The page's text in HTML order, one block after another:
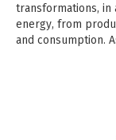
transformations,
energy, from
and consumption.
around this topical